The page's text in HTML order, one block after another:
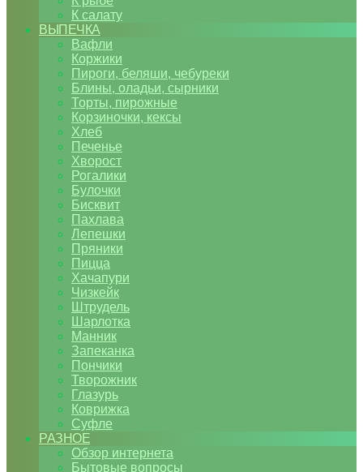
К салату
ВЫПЕЧКА
Вафли
Коржики
Пироги, беляши, чебуреки
Блины, оладьи, сырники
Торты, пирожные
Корзиночки, кексы
Хлеб
Печенье
Хворост
Рогалики
Булочки
Бисквит
Пахлава
Лепешки
Пряники
Пицца
Хачапури
Чизкейк
Штрудель
Шарлотка
Манник
Запеканка
Пончики
Творожник
Глазурь
Коврижка
Суфле
РАЗНОЕ
Обзор интернета
Бытовые вопросы